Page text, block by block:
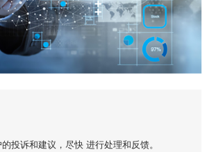
投诉和建议，尽快 进行处理和反馈。